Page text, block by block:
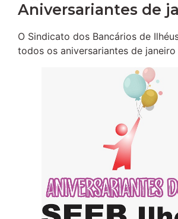
Aniversariantes de
O Sindicato dos Bancários de
todos os aniversariantes de janeiro